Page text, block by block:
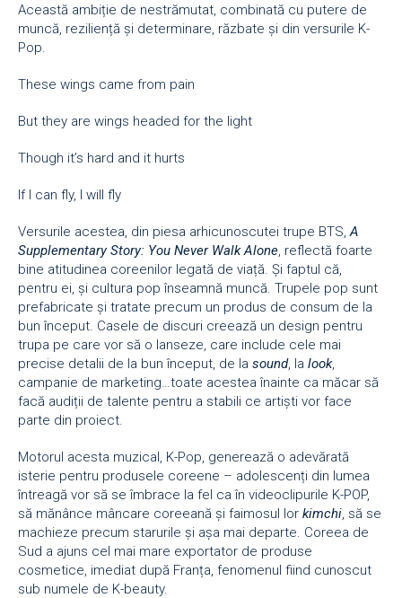
Această ambiție de nestrămutat, combinată cu putere de
muncă, reziliență și determinare, răzbate și din versurile K-
Pop.
These wings came from pain
But they are wings headed for the light
Though it’s hard and it hurts
If I can fly, I will fly
Versurile acestea, din piesa arhicunoscutei trupe BTS,A
Supplementary Story: You Never Walk Alone, reflectă foarte
bine atitudinea coreenilor legată de viață. Și faptul că,
pentru ei, și cultura pop înseamnă muncă. Trupele pop sunt
prefabricate și tratate precum un produs de consum de la
bun început. Casele de discuri creează un design pentru
trupa pe care vor să o lanseze, care include cele mai
precise detalii de la bun început, de la sound, la look,
campanie de marketing…toate acestea înainte ca măcar să
facă audiții de talente pentru a stabili ce artiști vor face
parte din proiect.
Motorul acesta muzical, K-Pop, generează o adevărată
isterie pentru produsele coreene – adolescenți din lumea
întreagă vor să se îmbrace la fel ca în videoclipurile K-POP,
să mănânce mâncare coreeană și faimosul lor kimchi, să se
machieze precum starurile și așa mai departe. Coreea de
Sud a ajuns cel mai mare exportator de produse
cosmetice, imediat după Franța, fenomenul fiind cunoscut
sub numele de K-beauty.